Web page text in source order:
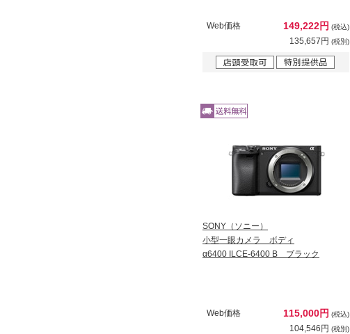
Web価格 149,222円 (税込)
135,657円 (税別)
SONY（ソニー）
小型一眼カメラ ボディ
α6400 ILCE-6400 B ブラック
Web価格 115,000円 (税込)
104,546円 (税別)